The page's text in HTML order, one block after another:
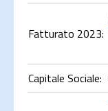
Fatturato 2023:
Capitale Sociale: